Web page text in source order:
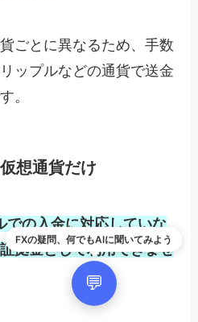
ごとに異なるため、手数
ップルなどの通貨で送金
。
想通貨だけ
の入金に対応していな
拠金として利用できませ
FXの疑問、何でもAIに聞いてみよう
💬